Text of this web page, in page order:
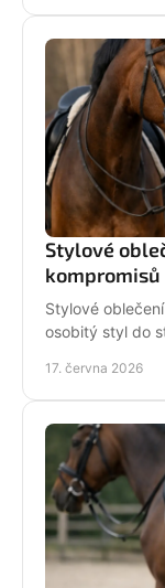
Stylové
kompromisů
Stylové
osobitý styl do
17. června 2026